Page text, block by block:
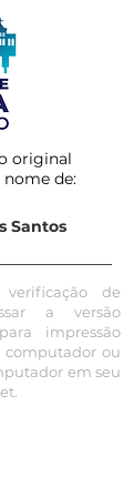
original
de:
Santos
de
a versão
impressão
computador ou
em seu